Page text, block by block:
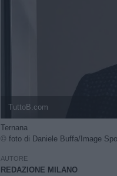
TuttoB.com
Ternana
© foto di Daniele Buffa/Image
AUTORE
REDAZIONE MILANO